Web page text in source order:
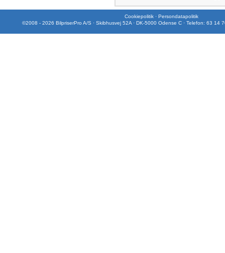
Cookiepolitik · Persondatapolitik
©2008 - 2026 BilpriserPro A/S · Skibhusvej 52A · DK-5000 Odense C · Telefon: 63 14